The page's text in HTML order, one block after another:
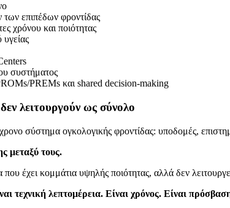
επιπέδων φροντίδας
χρόνου και ποιότητας
συστήματος
PREMs και shared decision-making
λειτουργούν ως σύνολο
σύστημα ογκολογικής φροντίδας: υποδομές,
μεταξύ τους.
έχει κομμάτια υψηλής ποιότητας, αλλά δεν
τεχνική λεπτομέρεια. Είναι χρόνος. Είναι